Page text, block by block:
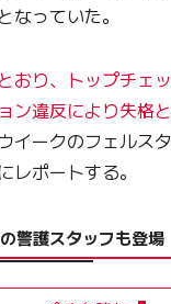
なっていた。
おり、トップチェ
ン違反により失格
イークのフェルス
レポートする。
警護スタッフも登場